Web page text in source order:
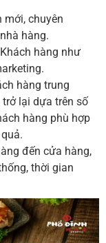
mới, chuyên
hàng.
hàng như
hàng trung
lại dựa trên số
hàng phù hợp
đến cửa hàng,
thời gian